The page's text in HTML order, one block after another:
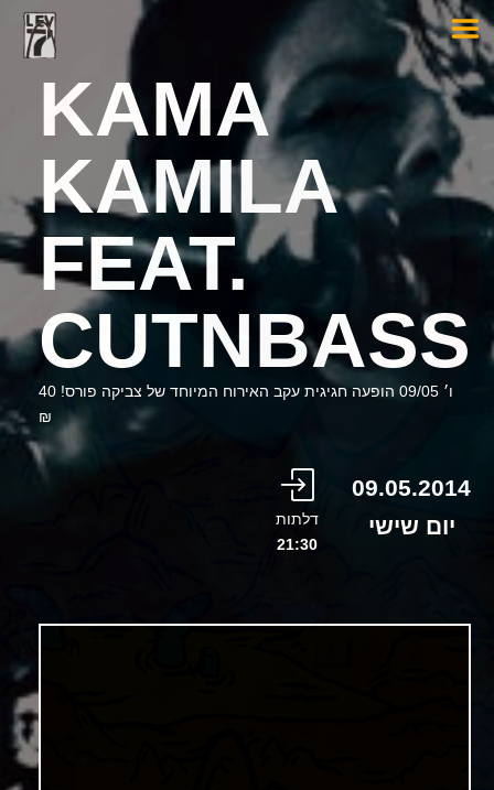
KAMA
KAMILA
FEAT.
CUTNBASS
ו׳ 09/05 הופעה חגיגית עקב האירוח המיוחד של צביקה פורס! 40
₪
09.05.2014
יום שישי
דלתות
21:30